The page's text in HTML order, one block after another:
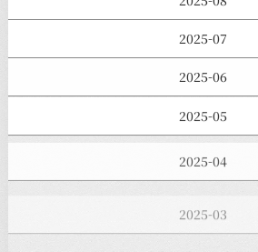
2025-07
2025-06
2025-05
2025-04
2025-02